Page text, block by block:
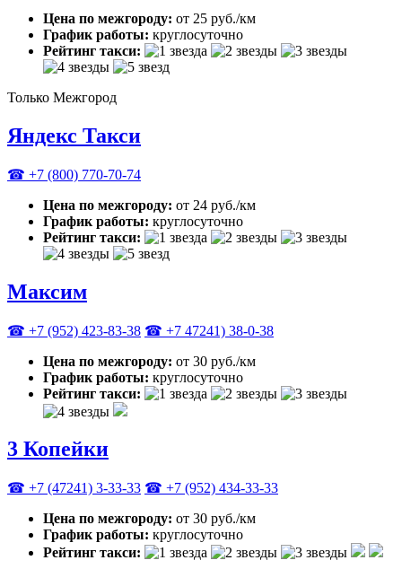
Цена по межгороду: от 25 руб./км
График работы: круглосуточно
Рейтинг такси:
Только Межгород
Яндекс Такси
☎ +7 (800) 770-70-74
Цена по межгороду: от 24 руб./км
График работы: круглосуточно
Рейтинг такси:
Максим
☎ +7 (952) 423-83-38 ☎ +7 47241) 38-0-38
Цена по межгороду: от 30 руб./км
График работы: круглосуточно
Рейтинг такси:
3 Копейки
☎ +7 (47241) 3-33-33 ☎ +7 (952) 434-33-33
Цена по межгороду: от 30 руб./км
График работы: круглосуточно
Рейтинг такси: